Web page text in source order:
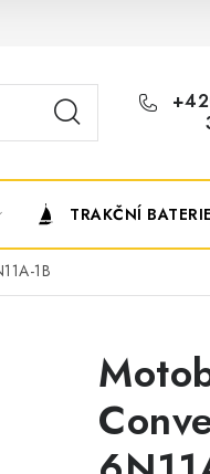
TRAKČNÍ BATERIE
1B